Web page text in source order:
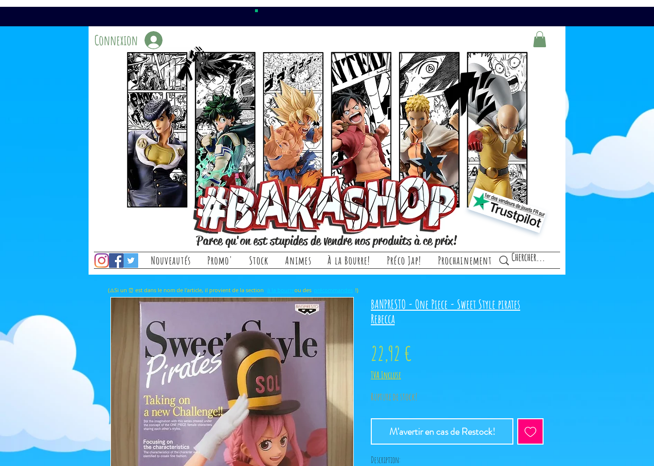
Connexion
Parce qu'on est stupides de vendre nos produits à ce prix!
Nouveautés Promo' Stock Animes À la Bourre! Préco Jap! Prochainement
BANPRESTO - One Piece - Sweet Style pirates
Rebecca
22,92 €
TVA Incluse
Rupture de stock!
M'avertir en cas de Restock!
Description:
(⚠️Si un ⏰ est dans le nom de l'article, il provient de la section ou des !)
à la bourre précommandes